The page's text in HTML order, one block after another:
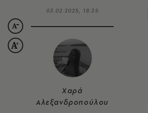
03.02.2025, 18:35
Χαρά
Αλεξανδροπούλου